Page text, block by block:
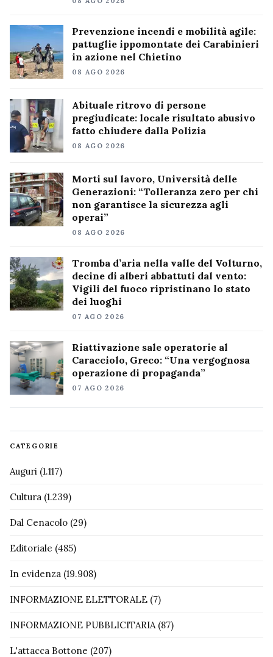
Prevenzione incendi e mobilità agile:
pattuglie ippomontate dei Carabinieri
in azione nel Chietino
08 AGO 2026
Abituale ritrovo di persone
pregiudicate: locale risultato abusivo
fatto chiudere dalla Polizia
08 AGO 2026
Morti sul lavoro, Università delle
Generazioni: “Tolleranza zero per chi
non garantisce la sicurezza agli
operai”
08 AGO 2026
Tromba d’aria nella valle del Volturno,
decine di alberi abbattuti dal vento:
Vigili del fuoco ripristinano lo stato
dei luoghi
07 AGO 2026
Riattivazione sale operatorie al
Caracciolo, Greco: “Una vergognosa
operazione di propaganda”
07 AGO 2026
CATEGORIE
Auguri (1.117)
Cultura (1.239)
Dal Cenacolo (29)
Editoriale (485)
In evidenza (19.908)
INFORMAZIONE ELETTORALE (7)
INFORMAZIONE PUBBLICITARIA(87)
L'attacca Bottone (207)